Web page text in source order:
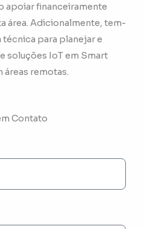
apoiar financeiramente
área. Adicionalmente, tem-
técnica para planejar e
soluções IoT em Smart
áreas remotas.
Contato